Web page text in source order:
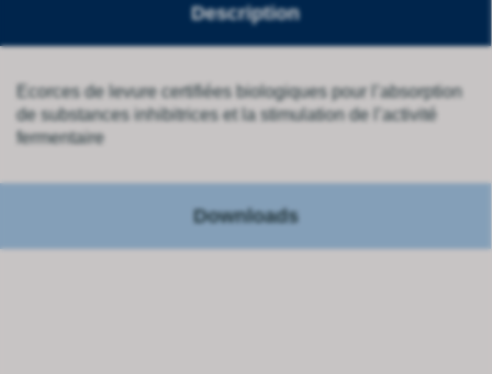
Description
Ecorces de levure certifiées biologiques pour l’absorption
de substances inhibitrices et la stimulation de l’activité
fermentaire
Downloads